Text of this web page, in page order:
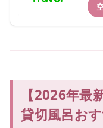
【2026年最
貸切風呂お